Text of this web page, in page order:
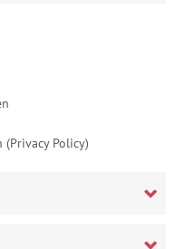
Policy)